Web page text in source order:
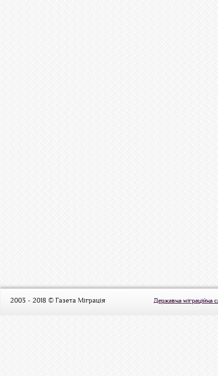
2003 - 2018 © Газета Міграція Державна міграційна